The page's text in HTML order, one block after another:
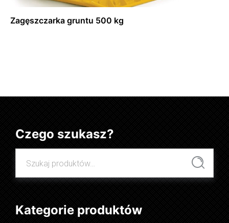
Zagęszczarka gruntu 500 kg
Czego szukasz?
Szukaj
Kategorie produktów